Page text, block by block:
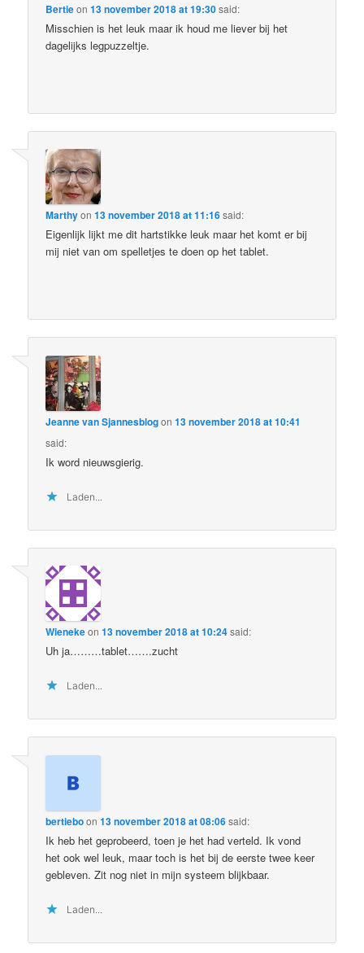
Bertieon13 november 2018 at 19:30said:
Misschien is het leuk maar ik houd me liever bij het
dagelijks legpuzzeltje.
Marthyon13 november 2018 at 11:16said:
Eigenlijk lijkt me dit hartstikke leuk maar het komt er bij
mij niet van om spelletjes te doen op het tablet.
Jeanne van Sjannesblogon13 november 2018 at 10:41
said:
Ik word nieuwsgierig.
Laden...
Wienekeon13 november 2018 at 10:24said:
Uh ja………tablet…….zucht
Laden...
bertieboon13 november 2018 at 08:06said:
Ik heb het geprobeerd, toen je het had verteld. Ik vond
het ook wel leuk, maar toch is het bij de eerste twee keer
gebleven. Zit nog niet in mijn systeem blijkbaar.
Laden...